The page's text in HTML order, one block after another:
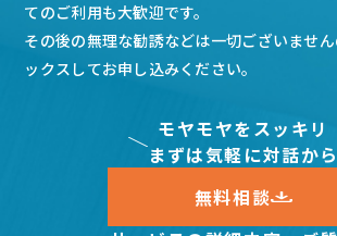
てのご利用も大歓迎です。
その後の無理な勧誘などは一切ございませ
ックスしてお申し込みください。
モヤモヤをスッキリ
まずは気軽に対話から
無料相談